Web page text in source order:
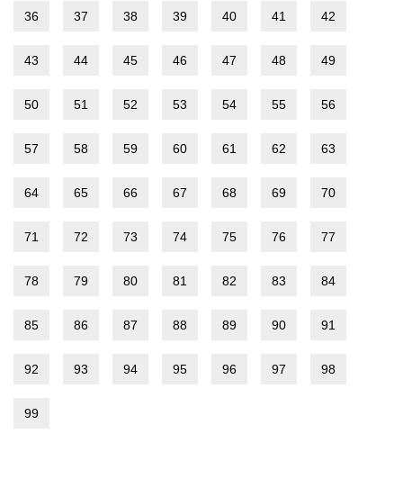
36 37 38 39 40 41 42
43 44 45 46 47 48 49
50 51 52 53 54 55 56
57 58 59 60 61 62 63
64 65 66 67 68 69 70
71 72 73 74 75 76 77
78 79 80 81 82 83 84
85 86 87 88 89 90 91
92 93 94 95 96 97 98
99